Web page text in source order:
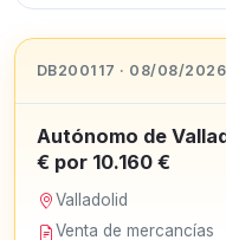
DB200117 · 08/08/2026
Autónomo de
€ por 10.160 €
Valladolid
Venta de mercancías